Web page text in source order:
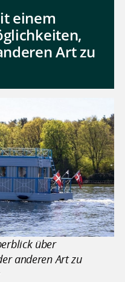
einem
Art zu
über
anderen Art zu